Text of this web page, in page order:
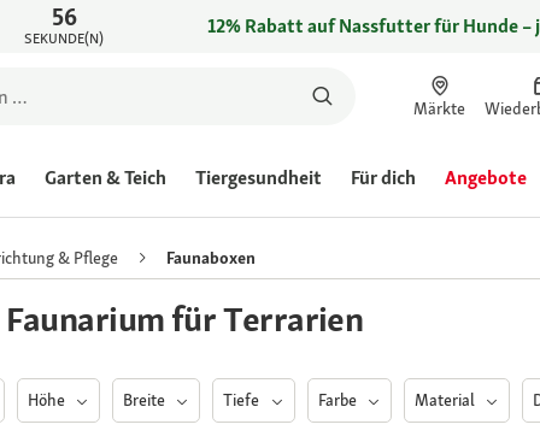
56
SEKUNDE(N) 12% Rabatt auf Nassfutter für Hunde
Märkte
Garten & Teich Tiergesundheit Für dich Angebote
& Pflege Faunaboxen
Faunarium für Terrarien
Höhe Breite Tiefe Farbe Material